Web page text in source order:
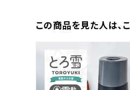
この商品を⾒た⼈は、